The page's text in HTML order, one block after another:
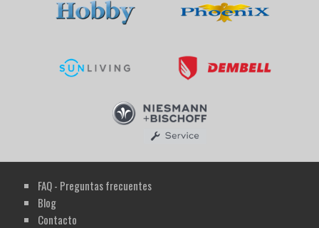
FAQ - Preguntas frecuentes
Blog
Contacto